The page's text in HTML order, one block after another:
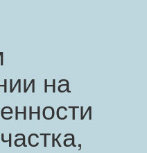
на